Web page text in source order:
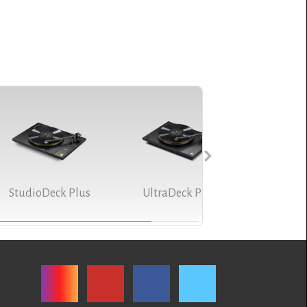
StudioDeck Plus UltraDeck Plus